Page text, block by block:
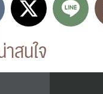
สนใจ
RC Activity
ปฏิทิน